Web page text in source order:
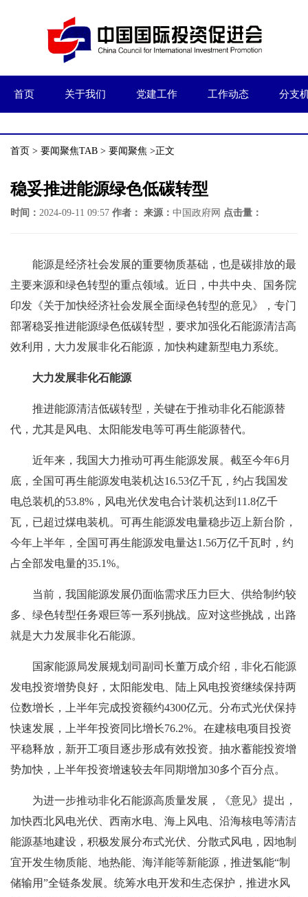
首页 关于我们 党建工作 工作动态 分支
首页 > 要闻聚焦TAB > 要闻聚焦 >正文
稳妥推进能源绿色低碳转型
时间： 2024-09-11 09:57 作者： 来源： 中国政府网 点击量：
能源是经济社会发展的重要物质基础，也是碳排放的最
主要来源和绿色转型的重点领域。近日，中共中央、国务院
印发《关于加快经济社会发展全面绿色转型的意见》，专门
部署稳妥推进能源绿色低碳转型，要求加强化石能源清洁高
效利用，大力发展非化石能源，加快构建新型电力系统。
大力发展非化石能源
推进能源清洁低碳转型，关键在于推动非化石能源替
代，尤其是风电、太阳能发电等可再生能源替代。
近年来，我国大力推动可再生能源发展。截至今年6月
底，全国可再生能源发电装机达16.53亿千瓦，约占我国发
电总装机的53.8%，风电光伏发电合计装机达到11.8亿千
瓦，已超过煤电装机。可再生能源发电量稳步迈上新台阶，
今年上半年，全国可再生能源发电量达1.56万亿千瓦时，约
占全部发电量的35.1%。
当前，我国能源发展仍面临需求压力巨大、供给制约较
多、绿色转型任务艰巨等一系列挑战。应对这些挑战，出路
就是大力发展非化石能源。
国家能源局发展规划司副司长董万成介绍，非化石能源
发电投资增势良好，太阳能发电、陆上风电投资继续保持两
位数增长，上半年完成投资额约4300亿元。分布式光伏保持
快速发展，上半年投资同比增长76.2%。在建核电项目投资
平稳释放，新开工项目逐步形成有效投资。抽水蓄能投资增
势加快，上半年投资增速较去年同期增加30多个百分点。
为进一步推动非化石能源高质量发展，《意见》提出，
加快西北风电光伏、西南水电、海上风电、沿海核电等清洁
能源基地建设，积极发展分布式光伏、分散式风电，因地制
宜开发生物质能、地热能、海洋能等新能源，推进氢能“制
储输用”全链条发展。统筹水电开发和生态保护，推进水风